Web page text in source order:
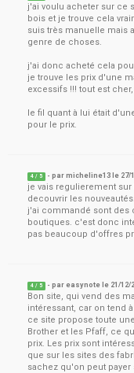
j'ai voulu acheter sur ce
bois et je trouve cela
suis très manuelle mais
genre de choses.
j'ai donc acheté cela
je trouve les prix d'une
excessifs !!! tout est
le fil quant à lui était
pour le prix.
4 / 5 - parmicheline13 le 27/
je vais regulierement
decouvrir les
j'ai commandé sont des
boutiques. c'est donc
pas beaucoup d'offres
4 / 5 - pareasynote le 21/12/
Bon site, qui vend des
intéressant, car on tend
ce site propose toute
Brother et les Pfaff, ce
prix. Les prix sont
que sur les sites des
sachez qu'on peut